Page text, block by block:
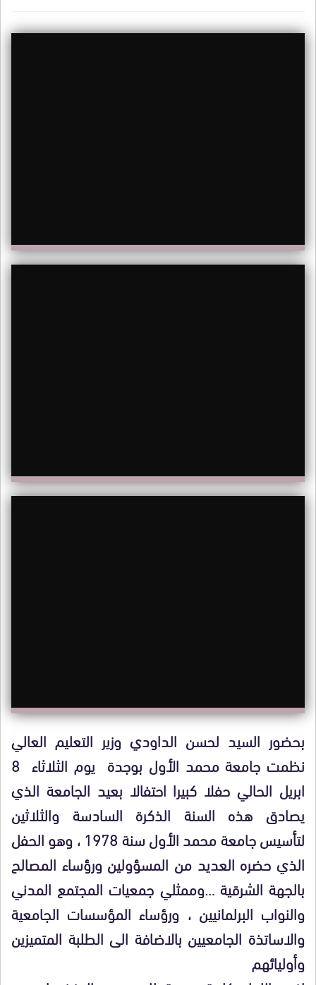
بحضور السيد لحسن الداودي وزير التعليم العالي
نظمت جامعة محمد الأول بوجدة يوم الثلاثاء 8
ابريل الحالي حفلا كبيرا احتفالا بعيد الجامعة الذي
يصادق هذه السنة الذكرة السادسة والثلاثين
لتأسيس جامعة محمد الأول سنة 1978 ، وهو الحفل
الذي حضره العديد من المسؤولين ورؤساء المصالح
بالجهة الشرقية …وممثلي جمعيات المجتمع المدني
والنواب البرلمانيين ، ورؤساء المؤسسات الجامعية
والاساتذة الجامعيين بالاضافة الى الطلبة المتميزين
وأوليائهم